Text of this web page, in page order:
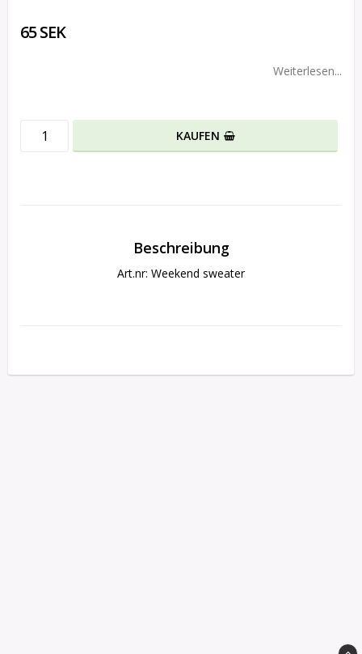
65 SEK
Weiterlesen...
KAUFEN
Beschreibung
Art.nr: Weekend sweater